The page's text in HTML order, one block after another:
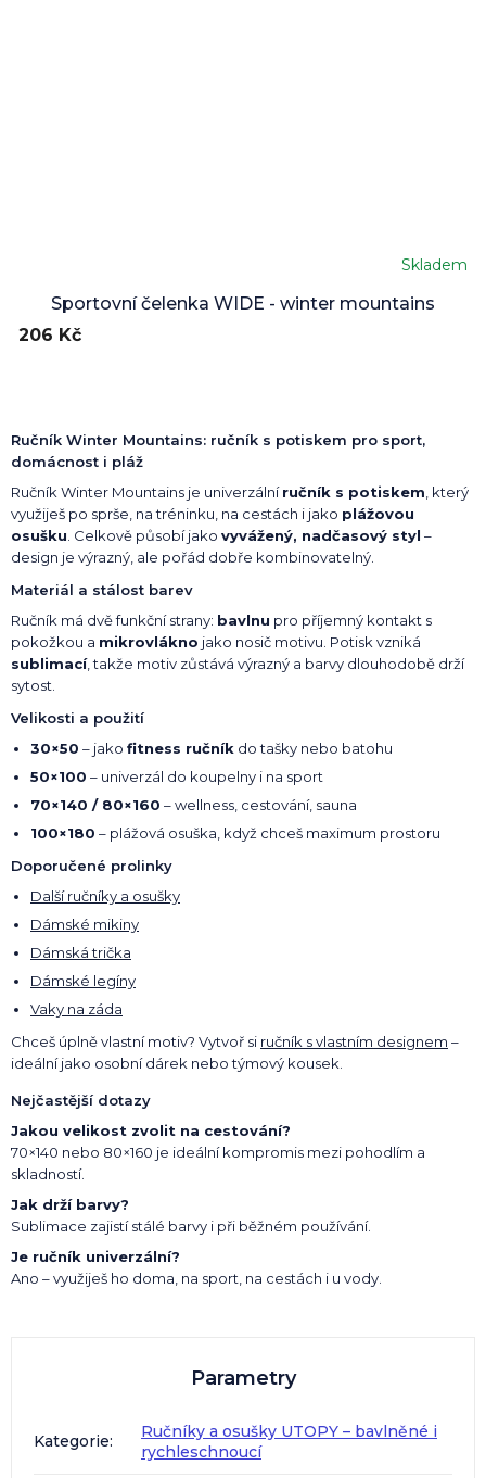
Sportovní čelenka WIDE - winter mountains
Skladem
206 Kč
Ručník Winter Mountains: ručník s potiskem pro sport,
domácnost i pláž
Ručník Winter Mountains je univerzálníručník s potiskem , který
využiješ po sprše, na tréninku, na cestách i jako plážovou
osušku . Celkově působí jako vyvážený, nadčasový styl –
design je výrazný, ale pořád dobře kombinovatelný.
Materiál a stálost barev
Ručník má dvě funkční strany: bavlnu pro příjemný kontakt s
pokožkou a mikrovlákno jako nosič motivu. Potisk vzniká
sublimací, takže motiv zůstává výrazný a barvy dlouhodobě drží
sytost.
Velikosti a použití
30×50 – jako fitness ručník do tašky nebo batohu
50×100 – univerzál do koupelny i na sport
70×140 / 80×160 – wellness, cestování, sauna
100×180 – plážová osuška, když chceš maximum prostoru
Doporučené prolinky
Další ručníky a osušky
Dámské mikiny
Dámská trička
Dámské legíny
Vaky na záda
Chceš úplně vlastní motiv? Vytvoř si ručník s vlastním designem –
ideální jako osobní dárek nebo týmový kousek.
Nejčastější dotazy
Jakou velikost zvolit na cestování?
70×140 nebo 80×160 je ideální kompromis mezi pohodlím a
skladností.
Jak drží barvy?
Sublimace zajistí stálé barvy i při běžném používání.
Je ručník univerzální?
Ano – využiješ ho doma, na sport, na cestách i u vody.
Parametry
Kategorie:
Ručníky a osušky UTOPY – bavlněné i
rychleschnoucí